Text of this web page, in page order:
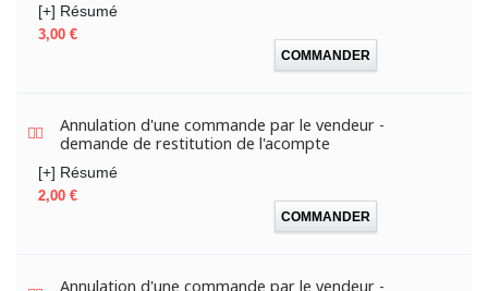
[+] Résumé
Prix
3,00 €
COMMANDER
Annulation d'une commande par le vendeur -
demande de restitution de l'acompte
[+] Résumé
Prix
2,00 €
COMMANDER
Annulation d'une commande par le vendeur -